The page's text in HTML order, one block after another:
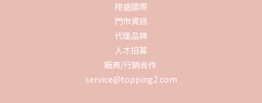
翔盛國際
門市資訊
代理品牌
人才招募
廠商/行銷合作
service@topping2.com